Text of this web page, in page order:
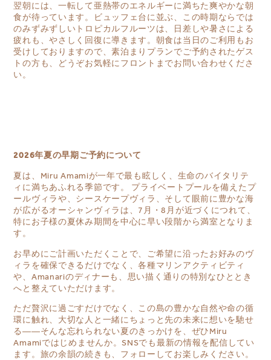
翌朝には、一転して亜熱帯のエネルギーに満ちた爽やかな朝
食が待っています。ビュッフェ台に並ぶ、この時期ならでは
のみずみずしいトロピカルフルーツは、日差しや暑さによる
疲れも、やさしく回復に導きます。朝食は当日のご利用もお
受けしておりますので、素泊まりプランでご予約されたゲス
トの方も、どうぞお気軽にフロントまでお問い合わせくださ
い。
2026年夏の早期ご予約について
夏は、Miru Amamiが一年で最も眩しく、生命のバイタリテ
ィに満ちあふれる季節です。 プライベートプールを備えたプ
ールヴィラや、シースケープヴィラ、そして眼前に豊かな海
が広がるオーシャンヴィラは、7月・8月が近づくにつれて、
特にお子様の夏休み期間を中心に早い段階から満室となりま
す。
お早めにご計画いただくことで、ご希望に沿ったお好みのヴ
ィラを確保できるだけでなく、各種マリンアクティビティ
や、Amanariのディナーも、思い描く通りの特別なひととき
へと整えていただけます。
ただ贅沢に過ごすだけでなく、この島の豊かな自然や命の循
環に触れ、大切な人と一緒にちょっと先の未来に想いを馳せ
る――そんな忘れられない夏のきっかけを、ぜひMiru
Amamiではじめませんか。SNSでも最新の情報を配信してい
ます。旅の余韻の続きも、フォローしてお楽しみください。